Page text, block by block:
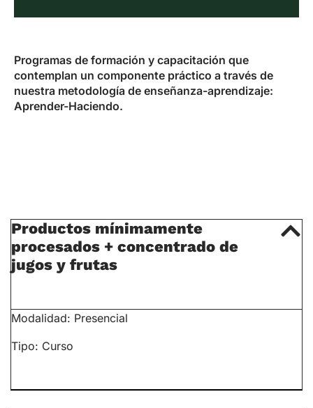
Programas de formación y capacitación que
contemplan un componente práctico a través de
nuestra metodología de enseñanza-aprendizaje:
Aprender-Haciendo.
Productos mínimamente
procesados + concentrado de
jugos y frutas
Modalidad: Presencial
Tipo: Curso